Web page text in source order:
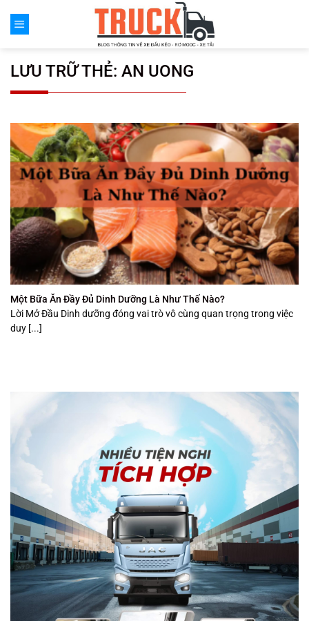
đến
LƯU TRỮ THẺ: AN UONG
Một Bữa Ăn Đầy Đủ Dinh Dưỡng Là Như Thế Nào?
Lời Mở Đầu Dinh dưỡng đóng vai trò vô cùng quan trọng trong việc
duy [...]